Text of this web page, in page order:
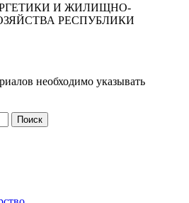
И ЖИЛИЩНО-
РЕСПУБЛИКИ
необходимо указывать